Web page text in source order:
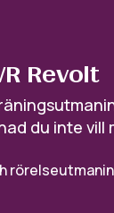
Revolt
du inte vill